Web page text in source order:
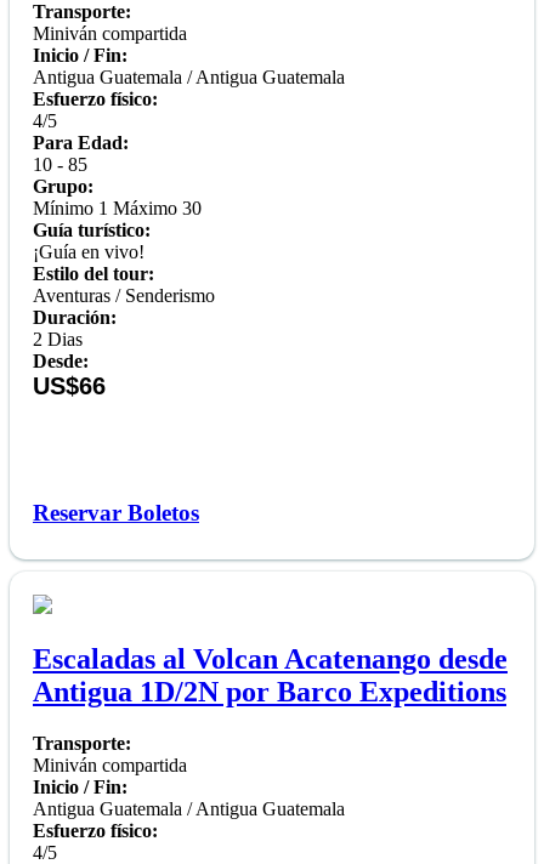
Transporte:
Miniván compartida
Inicio / Fin:
Antigua Guatemala / Antigua Guatemala
Esfuerzo físico:
4/5
Para Edad:
10 - 85
Grupo:
Mínimo 1 Máximo 30
Guía turístico:
¡Guía en vivo!
Estilo del tour:
Aventuras / Senderismo
Duración:
2 Dias
Desde:
US$66
Reservar Boletos
Escaladas al Volcan Acatenango desde
Antigua 1D/2N por Barco Expeditions
Transporte:
Miniván compartida
Inicio / Fin:
Antigua Guatemala / Antigua Guatemala
Esfuerzo físico:
4/5